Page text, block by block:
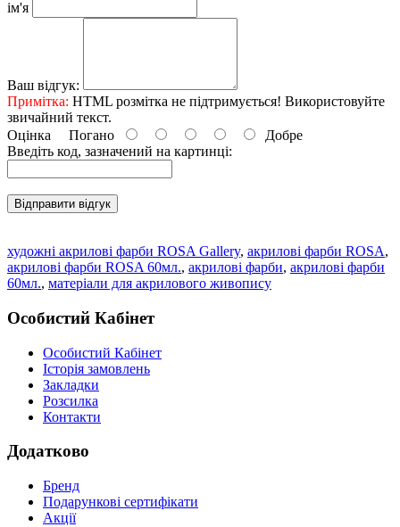
ім'я
Ваш відгук:
Примітка: HTML розмітка не підтримується! Використовуйте
звичайний текст.
Оцінка Погано
Добре
Введіть код, зазначений на картинці:
Відправити відгук
художні акрилові фарби ROSA Gallery, акрилові фарби ROSA,
акрилові фарби ROSA 60мл., акрилові фарби, акрилові фарби
60мл., матеріали для акрилового живопису
Особистий Кабінет
Особистий Кабінет
Історія замовлень
Закладки
Розсилка
Контакти
Додатково
Бренд
Подарункові сертифікати
Акції